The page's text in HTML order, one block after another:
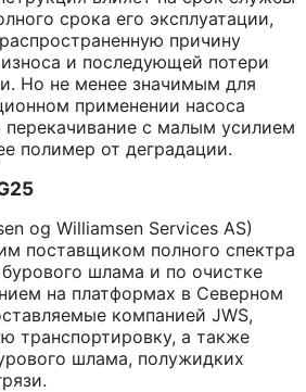
срока его эксплуатации,
причину
и последующей потери
Но не менее значимым для
применении насоса
перекачивание с малым усилием
полимер от деградации.
og Williamsen Services AS)
поставщиком полного спектра
шлама и по очистке
на платформах в Северном
компанией JWS,
транспортировку, а также
шлама, полужидких